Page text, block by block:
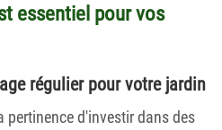
essentiel pour vos
régulier pour votre jardin
pertinence d'investir dans des